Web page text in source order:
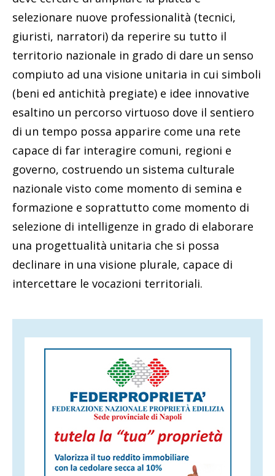
selezionare nuove professionalità (tecnici,
giuristi, narratori) da reperire su tutto il
territorio nazionale in grado di dare un senso
compiuto ad una visione unitaria in cui simboli
(beni ed antichità pregiate) e idee innovative
esaltino un percorso virtuoso dove il sentiero
di un tempo possa apparire come una rete
capace di far interagire comuni, regioni e
governo, costruendo un sistema culturale
nazionale visto come momento di semina e
formazione e soprattutto come momento di
selezione di intelligenze in grado di elaborare
una progettualità unitaria che si possa
declinare in una visione plurale, capace di
intercettare le vocazioni territoriali.